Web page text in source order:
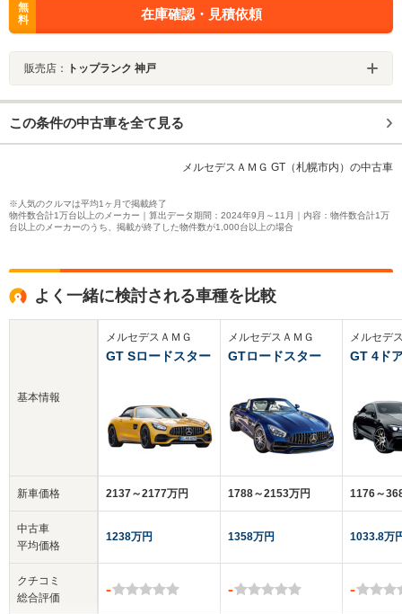
無
料
在庫確認・見積依頼
販売店： トップランク 神戸
この条件の中古車を全て見る
メルセデスＡＭＧ GT（札幌市内）の中古車
※人気のクルマは平均1ヶ月で掲載終了
物件数合計1万台以上のメーカー｜算出データ期間：2024年9月～11月｜内容：物件数合計1万
台以上のメーカーのうち、掲載が終了した物件数が1,000台以上の場合
よく一緒に検討される車種を比較
基本情報
新車価格
中古車
平均価格
クチコミ
総合評価
メルセデスＡＭＧ
GT Sロードスター
2137～2177万円
1238万円
-
メルセデスＡＭＧ
GTロードスター
1788～2153万円
1358万円
-
メルセデ
GT 4ド
1176～
1033.8万
-